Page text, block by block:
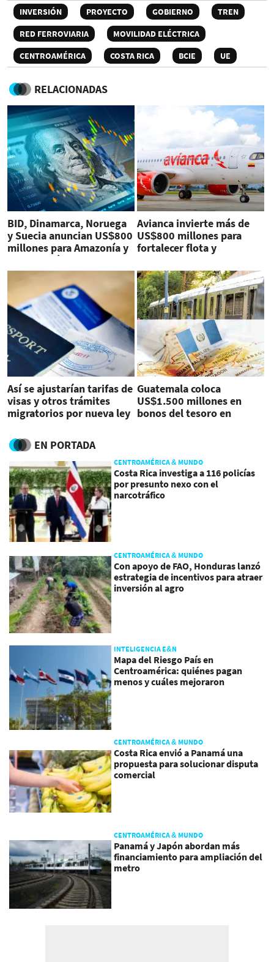
INVERSIÓN PROYECTO GOBIERNO
TREN
RED FERROVIARIA
MOVILIDAD ELÉCTRICA
CENTROAMÉRICA
COSTA RICA BCIE UE
RELACIONADAS
BID, Dinamarca, Noruega
y Suecia anuncian US$800
millones para Amazonía y
Centroamérica
Avianca invierte más de
US$800 millones para
fortalecer flota y
Así se ajustarían tarifas de
visas y otros trámites
migratorios por nueva ley
Guatemala coloca
US$1.500 millones en
bonos del tesoro en
EN PORTADA
CENTROAMÉRICA & MUNDO
Costa Rica investiga a 116 policías
por presunto nexo con el
narcotráfico
CENTROAMÉRICA & MUNDO
Con apoyo de FAO, Honduras lanzó
estrategia de incentivos para atraer
inversión al agro
INTELIGENCIA E&N
Mapa del Riesgo País en
Centroamérica: quiénes pagan
menos y cuáles mejoraron
CENTROAMÉRICA & MUNDO
Costa Rica envió a Panamá una
propuesta para solucionar disputa
comercial
CENTROAMÉRICA & MUNDO
Panamá y Japón abordan más
financiamiento para ampliación del
metro